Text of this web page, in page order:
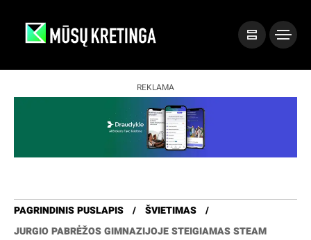
REKLAMA
PAGRINDINIS PUSLAPIS
ŠVIETIMAS
JURGIO PABRĖŽOS GIMNAZIJOJE STEIGIAMAS STEAM